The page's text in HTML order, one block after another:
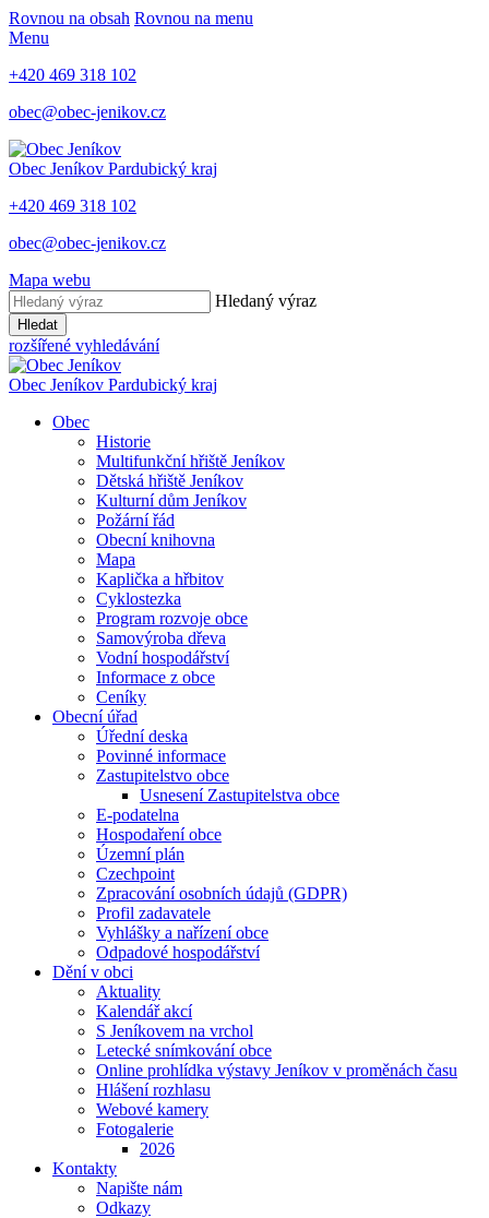
Rovnou na obsah Rovnou na menu
Menu
+420 469 318 102
obec@obec-jenikov.cz
Obec Jeníkov Pardubický kraj
+420 469 318 102
obec@obec-jenikov.cz
Mapa webu
Hledaný výraz
Hledat
rozšířené vyhledávání
Obec Jeníkov Pardubický kraj
Obec
Historie
Multifunkční hřiště Jeníkov
Dětská hřiště Jeníkov
Kulturní dům Jeníkov
Požární řád
Obecní knihovna
Mapa
Kaplička a hřbitov
Cyklostezka
Program rozvoje obce
Samovýroba dřeva
Vodní hospodářství
Informace z obce
Ceníky
Obecní úřad
Úřední deska
Povinné informace
Zastupitelstvo obce
Usnesení Zastupitelstva obce
E-podatelna
Hospodaření obce
Územní plán
Czechpoint
Zpracování osobních údajů (GDPR)
Profil zadavatele
Vyhlášky a nařízení obce
Odpadové hospodářství
Dění v obci
Aktuality
Kalendář akcí
S Jeníkovem na vrchol
Letecké snímkování obce
Online prohlídka výstavy Jeníkov v proměnách času
Hlášení rozhlasu
Webové kamery
Fotogalerie
2026
Kontakty
Napište nám
Odkazy